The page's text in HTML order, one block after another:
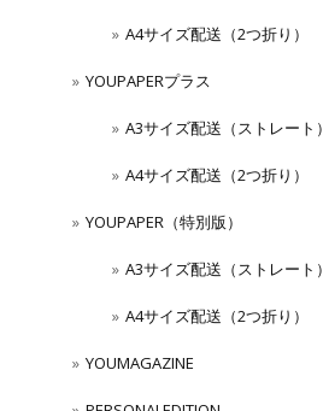
A4サイズ配送（2つ折り）
YOUPAPERプラス
A3サイズ配送（ストレート）
A4サイズ配送（2つ折り）
YOUPAPER（特別版）
A3サイズ配送（ストレート）
A4サイズ配送（2つ折り）
YOUMAGAZINE